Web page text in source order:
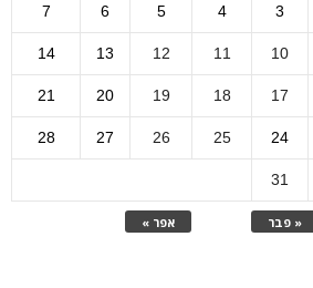
« פבר אפר »
3
4
5
6
7
10
11
12
13
14
17
18
19
20
21
24
25
26
27
28
31